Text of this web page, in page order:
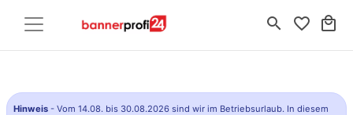
search favorite_border local_mall
Hinweis - Vom 14.08. bis 30.08.2026 sind wir im Betriebsurlaub. In diesem